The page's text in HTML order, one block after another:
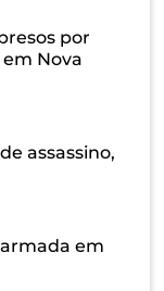
por
Nova
assassino,
em